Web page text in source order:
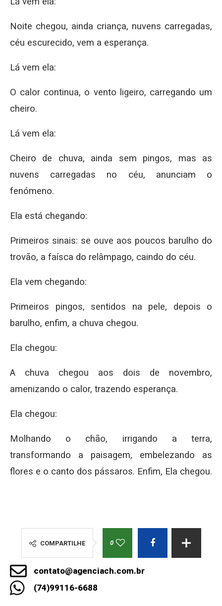
Noite chegou, ainda criança, nuvens carregadas,
céu escurecido, vem a esperança.
Lá vem ela:
O calor continua, o vento ligeiro, carregando um
cheiro.
Lá vem ela:
Cheiro de chuva, ainda sem pingos, mas as
nuvens carregadas no céu, anunciam o
fenómeno.
Ela está chegando:
Primeiros sinais: se ouve aos poucos barulho do
trovão, a faísca do relâmpago, caindo do céu.
Ela vem chegando:
Primeiros pingos, sentidos na pele, depois o
barulho, enfim, a chuva chegou.
Ela chegou:
A chuva chegou aos dois de novembro,
amenizando o calor, trazendo esperança.
Ela chegou:
Molhando o chão, irrigando a terra,
transformando a paisagem, embelezando as
flores e o canto dos pássaros. Enfim, Ela chegou.
COMPARTILHE 0
contato@agenciach.com.br
(74)99116-6688